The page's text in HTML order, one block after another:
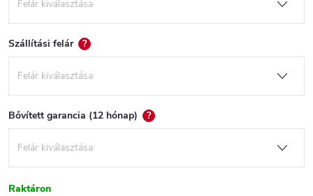
Szállítási felár ?
Bővített garancia (12 hónap) ?
Raktáron